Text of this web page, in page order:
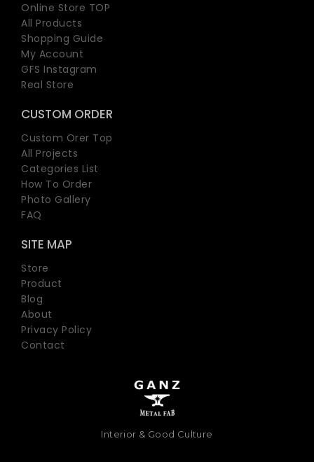
Online Store TOP
All Products
Shopping Guide
My Account
GFS Instagram
Real Store
CUSTOM ORDER
Custom Orer Top
All Projects
Categories List
How To Order
Photo Gallery
FAQ
SITE MAP
Store
Product
Blog
About
Privacy Policy
Contact
Interior & Good Culture